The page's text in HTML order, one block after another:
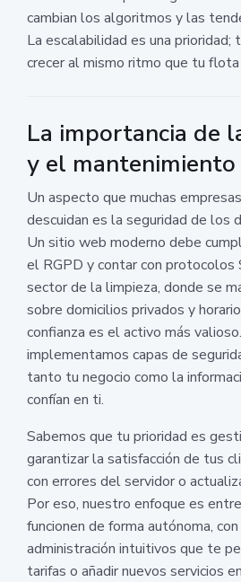
cambian los algoritmos y las
La escalabilidad es una
crecer al mismo ritmo que tu
La importancia de
y el mantenimiento
Un aspecto que muchas
descuidan es la seguridad de los
Un sitio web moderno debe
el RGPD y contar con protocolos
sector de la limpieza, donde se
sobre domicilios privados y
confianza es el activo más
implementamos capas de
tanto tu negocio como la
confían en ti.
Sabemos que tu prioridad es
garantizar la satisfacción de tus
con errores del servidor o
Por eso, nuestro enfoque es
funcionen de forma autónoma,
administración intuitivos que te
tarifas o añadir nuevos servicios